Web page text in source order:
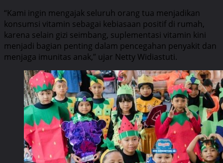
“Kami ingin mengajak seluruh orang tua menjadikan
konsumsi vitamin sebagai kebiasaan positif di rumah,
karena selain gizi seimbang, suplementasi vitamin kini
menjadi bagian penting dalam pencegahan penyakit dan
menjaga imunitas anak,” ujar Netty Widiastuti.